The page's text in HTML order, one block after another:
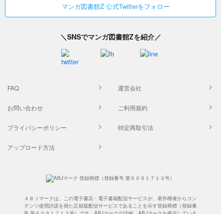
マンガ図書館Z 公式Twitterをフォロー
＼SNSでマンガ図書館Zを紹介／
FAQ 運営会社
お問い合わせ ご利用規約
プライバシーポリシー 特定商取引法
アップロード方法
ＡＢＪマークは、この電子書店・電子書籍配信サービスが、著作権者からコン
テンツ使用許諾を得た正規版配信サービスであることを示す登録商標（登録番